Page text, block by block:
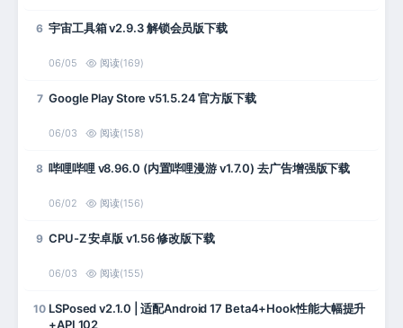
6 宇宙工具箱 v2.9.3 解锁会员版下载
06/05 阅读(169)
7 Google Play Store v51.5.24 官方版下载
06/03 阅读(158)
8 哔哩哔哩 v8.96.0 (内置哔哩漫游 v1.7.0) 去广告增强版下载
06/02 阅读(156)
9 CPU-Z 安卓版 v1.56 修改版下载
06/03 阅读(155)
10 LSPosed v2.1.0 | 适配Android 17 Beta4+Hook性能大幅提升
+API 102